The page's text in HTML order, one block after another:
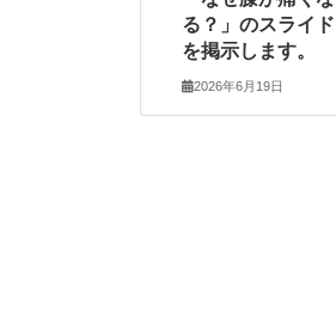
る？」のスライド
を掲示します。
2026年6月19日